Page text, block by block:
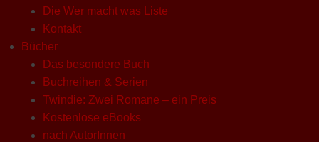
Die Wer macht was Liste
Kontakt
Bücher
Das besondere Buch
Buchreihen & Serien
Twindie: Zwei Romane – ein Preis
Kostenlose eBooks
nach AutorInnen